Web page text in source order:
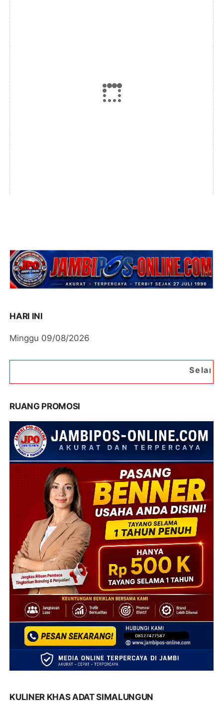
HARI INI
Minggu 09/08/2026
Selamat Datang di
RUANG PROMOSI
KULINER KHAS ADAT SIMALUNGUN